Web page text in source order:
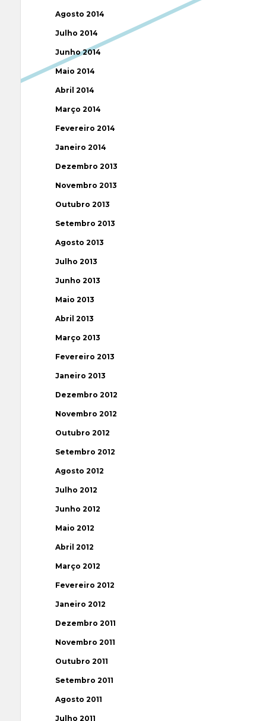
Agosto 2014
Julho 2014
Junho 2014
Maio 2014
Abril 2014
Março 2014
Fevereiro 2014
Janeiro 2014
Dezembro 2013
Novembro 2013
Outubro 2013
Setembro 2013
Agosto 2013
Julho 2013
Junho 2013
Maio 2013
Abril 2013
Março 2013
Fevereiro 2013
Janeiro 2013
Dezembro 2012
Novembro 2012
Outubro 2012
Setembro 2012
Agosto 2012
Julho 2012
Junho 2012
Maio 2012
Abril 2012
Março 2012
Fevereiro 2012
Janeiro 2012
Dezembro 2011
Novembro 2011
Outubro 2011
Setembro 2011
Agosto 2011
Julho 2011